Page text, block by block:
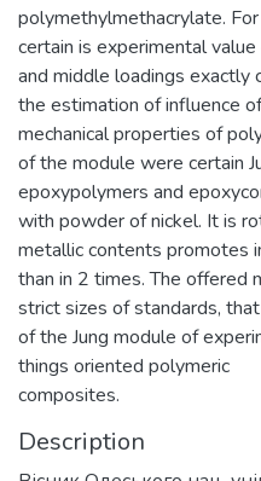
polymethylmethacrylate.
certain is experimental
and middle loadings exactly
the estimation of influence
mechanical properties of
of the module were certain
epoxypolymers and
with powder of nickel. It is
metallic contents promotes
than in 2 times. The offered
strict sizes of standards,
of the Jung module of
things oriented polymeric
composites.
Description